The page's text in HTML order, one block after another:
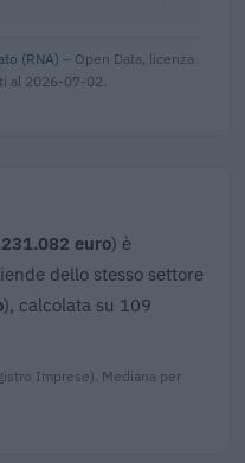
(RNA) – Open Data, licenza
al 2026-07-02.
euro) è
dello stesso settore
), calcolata su 109
Imprese). Mediana per